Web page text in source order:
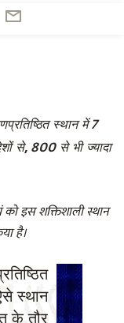
स्थान में 7
से, 800 से भी ज्यादा
इस शक्तिशाली स्थान
है।
स्थान